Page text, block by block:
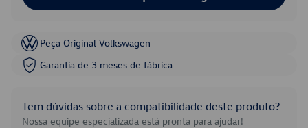
Peça Original Volkswagen
Garantia de 3 meses de fábrica
Tem dúvidas sobre a compatibilidade deste produto?
Nossa equipe especializada está pronta para ajudar!